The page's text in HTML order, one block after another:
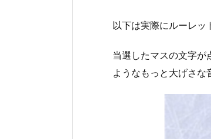
以下は実際にルーレッ
当選したマスの文字が
ようなもっと大げさな